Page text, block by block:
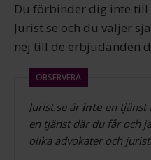
Du förbinder dig inte
Jurist.se och du väljer
nej till de erbjudanden
OBSERVERA
Jurist.se ärinte en tjänst
en tjänst där du får och
olika advokater och